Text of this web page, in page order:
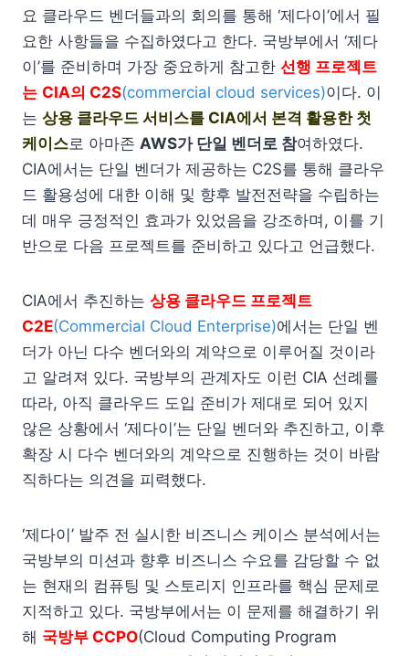
요 클라우드 벤더들과의 회의를 통해 ‘제다이’에서 필
요한 사항들을 수집하였다고 한다. 국방부에서 ‘제다
이’를 준비하며 가장 중요하게 참고한 선행 프로젝트
는 CIA의 C2S(commercial cloud services)이다. 이
는 상용 클라우드 서비스를 CIA에서 본격 활용한 첫
케이스로 아마존 AWS가 단일 벤더로 참여하였다.
CIA에서는 단일 벤더가 제공하는 C2S를 통해 클라우
드 활용성에 대한 이해 및 향후 발전전략을 수립하는
데 매우 긍정적인 효과가 있었음을 강조하며, 이를 기
반으로 다음 프로젝트를 준비하고 있다고 언급했다.
CIA에서 추진하는 상용 클라우드 프로젝트
C2E(Commercial Cloud Enterprise)에서는 단일 벤
더가 아닌 다수 벤더와의 계약으로 이루어질 것이라
고 알려져 있다. 국방부의 관계자도 이런 CIA 선례를
따라, 아직 클라우드 도입 준비가 제대로 되어 있지
않은 상황에서 ‘제다이’는 단일 벤더와 추진하고, 이후
확장 시 다수 벤더와의 계약으로 진행하는 것이 바람
직하다는 의견을 피력했다.
‘제다이’ 발주 전 실시한 비즈니스 케이스 분석에서는
국방부의 미션과 향후 비즈니스 수요를 감당할 수 없
는 현재의 컴퓨팅 및 스토리지 인프라를 핵심 문제로
지적하고 있다. 국방부에서는 이 문제를 해결하기 위
해 국방부 CCPO(Cloud Computing Program